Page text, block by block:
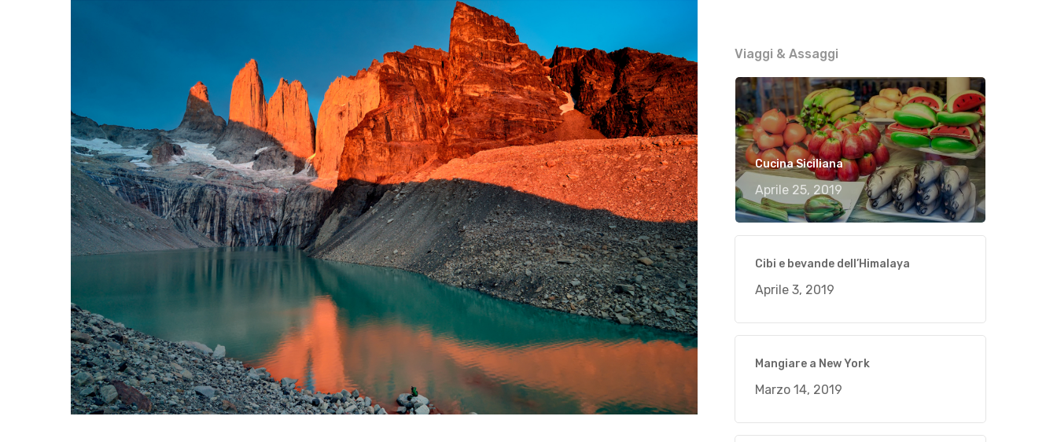
Hit enter to search or ESC to close
Viaggi & Assaggi
Cucina Siciliana
Aprile 25, 2019
Cibi e bevande dell’Himalaya
Aprile 3, 2019
Mangiare a New York
Marzo 14, 2019